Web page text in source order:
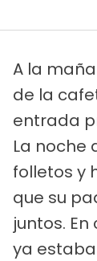
A la
de la
entrada
La noche
folletos y
que su
juntos.
ya